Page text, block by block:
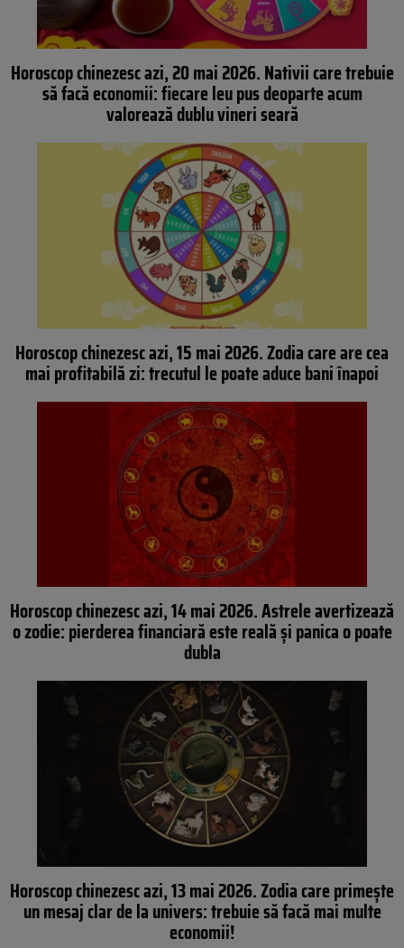
Horoscop chinezesc azi, 20 mai 2026. Nativii care trebuie
să facă economii: fiecare leu pus deoparte acum
valorează dublu vineri seară
Horoscop chinezesc azi, 15 mai 2026. Zodia care are cea
mai profitabilă zi: trecutul le poate aduce bani înapoi
Horoscop chinezesc azi, 14 mai 2026. Astrele avertizează
o zodie: pierderea financiară este reală și panica o poate
dubla
Horoscop chinezesc azi, 13 mai 2026. Zodia care primește
un mesaj clar de la univers: trebuie să facă mai multe
economii!